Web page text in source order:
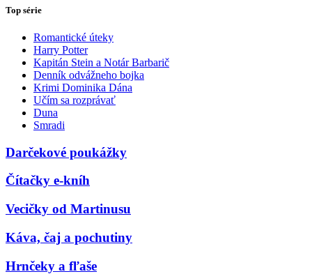
Top série
Romantické úteky
Harry Potter
Kapitán Stein a Notár Barbarič
Denník odvážneho bojka
Krimi Dominika Dána
Učím sa rozprávať
Duna
Smradi
Darčekové poukážky
Čítačky e-kníh
Vecičky od Martinusu
Káva, čaj a pochutiny
Hrnčeky a fľaše